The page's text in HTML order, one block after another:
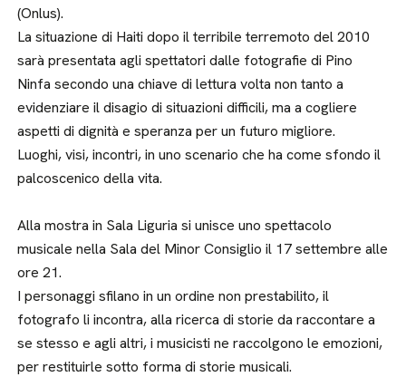
(Onlus).
La situazione di Haiti dopo il terribile terremoto del 2010
sarà presentata agli spettatori dalle fotografie di Pino
Ninfa secondo una chiave di lettura volta non tanto a
evidenziare il disagio di situazioni difficili, ma a cogliere
aspetti di dignità e speranza per un futuro migliore.
Luoghi, visi, incontri, in uno scenario che ha come sfondo il
palcoscenico della vita.
Alla mostra in Sala Liguria si unisce uno spettacolo
musicale nella Sala del Minor Consiglio il 17 settembre alle
ore 21.
I personaggi sfilano in un ordine non prestabilito, il
fotografo li incontra, alla ricerca di storie da raccontare a
se stesso e agli altri, i musicisti ne raccolgono le emozioni,
per restituirle sotto forma di storie musicali.